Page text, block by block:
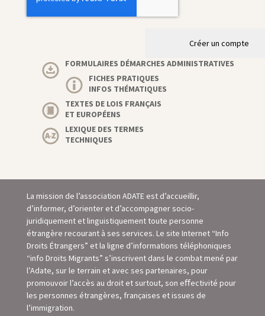
Créer un compte
FORMULAIRES DÉMARCHES ADMINISTRATIVES
FICHES PRATIQUES
INFOS THÉMATIQUES
TEXTES DE LOIS FRANÇAIS
ET EUROPÉENS
LEXIQUE DES TERMES
TECHNIQUES
La mission de l’association ADATE est d’accueillir,
d’informer, d’orienter et d’accompagner socio-
juridiquement et linguistiquement toute personne
étrangère recourant à ses services. Le site Internet “Info
Droits Étrangers” et la ligne d’informations téléphoniques
“info Droits Migrants” s’inscrivent dans le combat mené par
l’Adate, sur le terrain et avec ses partenaires, pour
promouvoir l’accès au droit et surtout, son eﬀectivité pour
les personnes étrangères, françaises et issues de
l’immigration.